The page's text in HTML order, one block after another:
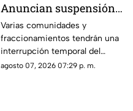
Anuncian suspensión
del suministro eléctrico
en Querétaro; estás
serán las zonas
afectadas
Varias comunidades y
fraccionamientos tendrán una
interrupción temporal del
servicio eléctrico durante
agosto 07, 2026 07:29 p. m.